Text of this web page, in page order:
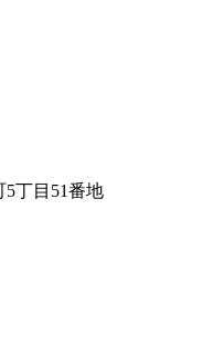
丁目51番地